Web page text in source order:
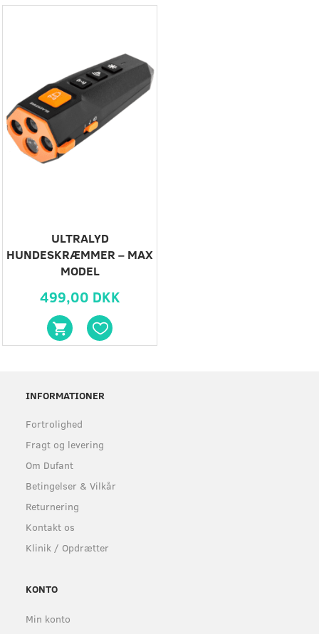
ULTRALYD
HUNDESKRÆMMER – MAX
MODEL
499,00 DKK
INFORMATIONER
Fortrolighed
Fragt og levering
Om Dufant
Betingelser & Vilkår
Returnering
Kontakt os
Klinik / Opdrætter
KONTO
Min konto